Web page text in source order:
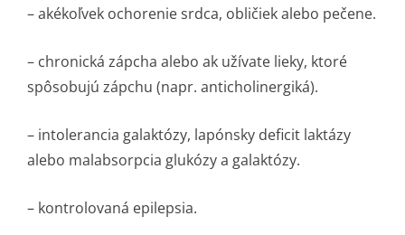
– akékoľvek ochorenie srdca, obličiek alebo pečene.
– chronická zápcha alebo ak užívate lieky, ktoré
spôsobujú zápchu (napr. anticholinergiká).
– intolerancia galaktózy, lapónsky deficit laktázy
alebo malabsorpcia glukózy a galaktózy.
– kontrolovaná epilepsia.